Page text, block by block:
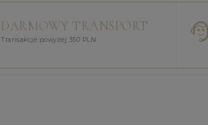
DARMOWY TRANSPORT
Transakcje powyżej 350 PLN